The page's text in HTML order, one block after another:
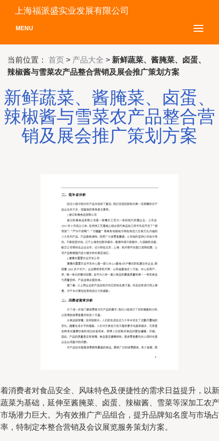
上海福派盛实业发展有限公司
MENU
当前位置： 首页 > 产品大全 > 新鲜蔬菜、酱腌菜、卤蛋、
辣椒酱与雪菜农产品整合营销及展会推广策划方案
新鲜蔬菜、酱腌菜、卤蛋、
辣椒酱与雪菜农产品整合营
销及展会推广策划方案
消费者对食品安全、风味特色及便捷性的需求日益提升，以新
菜为基础，延伸至酱腌菜、卤蛋、辣椒酱、雪菜等深加工农产
场潜力巨大。为有效推广产品组合，提升品牌知名度与市场占
，特制定本整合营销及会议展览服务策划方案。